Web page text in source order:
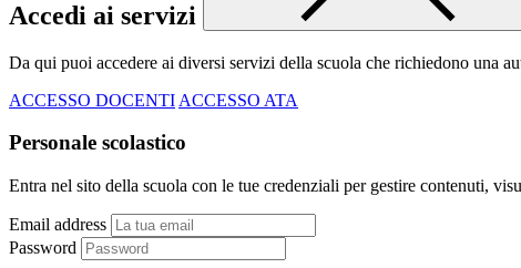
Accedi ai servizi
Da qui puoi accedere ai diversi servizi della scuola che richiedono una
ACCESSO DOCENTI ACCESSO ATA
Personale scolastico
Entra nel sito della scuola con le tue credenziali per gestire contenuti,
Email address
Password